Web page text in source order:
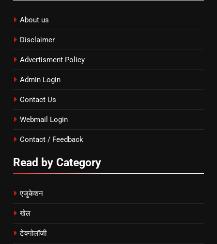
About us
Disclaimer
Advertisment Policy
Admin Login
Contact Us
Webmail Login
Contact / Feedback
Read by Category
एजुकेशन
खेल
टेक्नोलॉजी